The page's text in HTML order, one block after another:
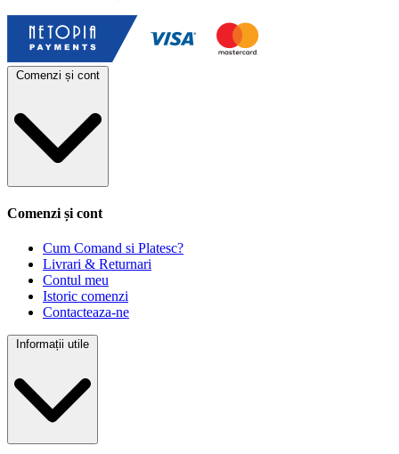
Comenzi și cont
Comenzi și cont
Cum Comand si Platesc?
Livrari & Returnari
Contul meu
Istoric comenzi
Contacteaza-ne
Informații utile